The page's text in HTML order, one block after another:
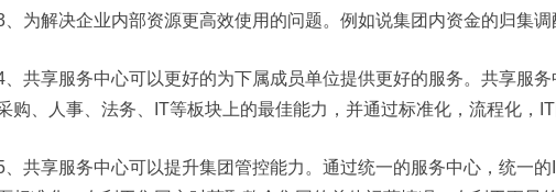
、为解决企业内部资源更高效使用的问题。例如说集团内资金的归集
、共享服务中心可以更好的为下属成员单位提供更好的服务。共享服
购、人事、法务、
IT等板块上的最佳能力，并通过标准化，流程化， IT
、共享服务中心可以提升集团管控能力。通过统一的服务中心，统一的